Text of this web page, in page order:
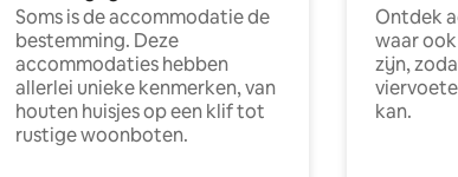
Soms is de accommodatie de
bestemming. Deze
accommodaties hebben
allerlei unieke kenmerken, van
houten huisjes op een klif tot
rustige woonboten.
Ontdek
waar
zijn,
kan.